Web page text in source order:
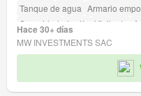
Tanque de agua Armario
Seguridad
Jardín Vigilante
Hace 30+ días
MW INVESTMENTS SAC